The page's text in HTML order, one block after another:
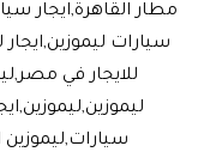
مطار القاهرة,ايجار
سيارات ليموزين,ايجار
للايجار في
سيارات,ليموزين